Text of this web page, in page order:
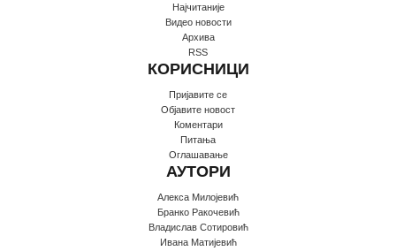
Најчитаније
Видео новости
Архива
RSS
КОРИСНИЦИ
Пријавите се
Oбјавите новост
Коментари
Питања
Оглашавање
АУТОРИ
Алекса Милојевић
Бранко Ракочевић
Владислав Сотировић
Ивана Матијевић